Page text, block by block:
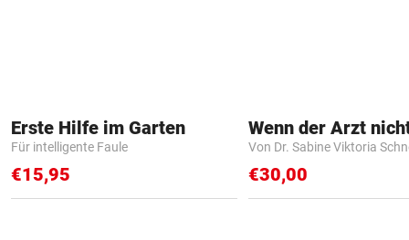
Erste Hilfe im Garten
Für intelligente Faule
€15,95
Von Dr. Sabine Viktoria
€30,00